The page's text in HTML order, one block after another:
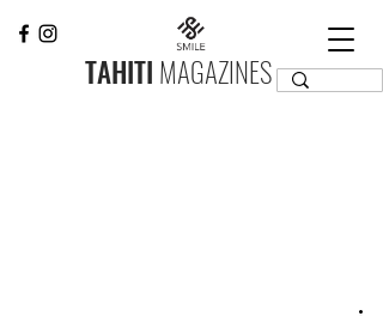
TAHITI MAGAZINES